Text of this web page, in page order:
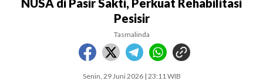
NUSA di Pasir Sakti, Perkuat Rehabilitasi
Pesisir
Tasmalinda
Senin, 29 Juni 2026 | 23:11 WIB